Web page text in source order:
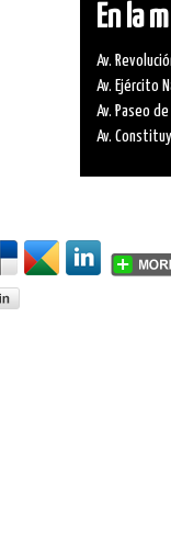
En la
Av.
Av. Ejército
Av. Paseo
Av.